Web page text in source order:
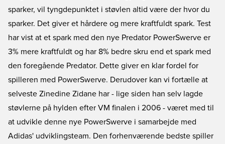
sparker, vil tyngdepunktet i støvlen altid være der hvor du
sparker. Det giver et hårdere og mere kraftfuldt spark. Test
har vist at et spark med den nye Predator PowerSwerve er
3% mere kraftfuldt og har 8% bedre skru end et spark med
den foregående Predator. Dette giver en klar fordel for
spilleren med PowerSwerve. Derudover kan vi fortælle at
selveste Zinedine Zidane har - lige siden han selv lagde
støvlerne på hylden efter VM finalen i 2006 - været med til
at udvikle denne nye PowerSwerve i samarbejde med
Adidas' udviklingsteam. Den forhenværende bedste spiller